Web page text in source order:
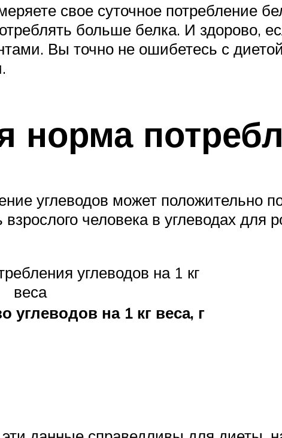
свое суточное потребление
больше белка. И здорово,
Вы точно не ошибетесь с
норма
углеводов может положительно
взрослого человека в углеводах
углеводов на 1 кг
веса
углеводов на 1 кг веса, г